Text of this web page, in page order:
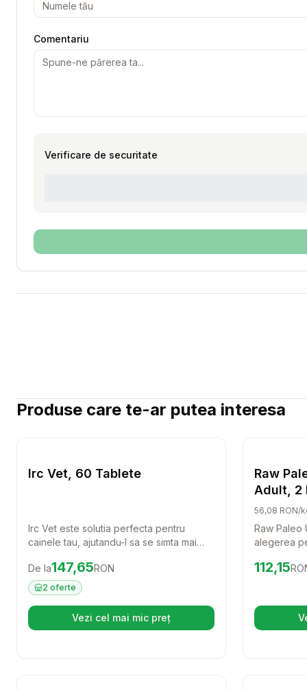
Comentariu
Verificare de securitate
Produse care te-ar putea interesa
Irc Vet, 60 Tablete
Irc Vet este solutia perfecta pentru
cainele tau, ajutandu-l sa se simta mai
tablete usor de administrat, acest produs
este ideal pentru a oferi suport si confort
patrupedului tau.
Preț:147.65 RON
De la147,65RON
2 oferte
Vezi cel mai mic preț(se deschide într-o filă nouă)
Raw
Adult, 2
56,08 RON/
Raw Paleo
alegerea
carne de
pentru
Preț:
112,15